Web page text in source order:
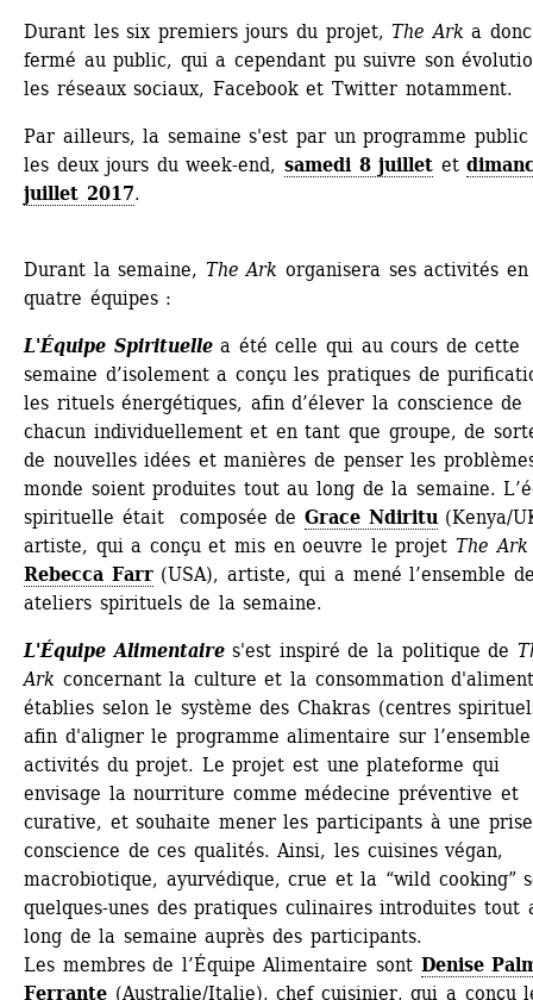
Durant les six premiers jours du projet, The Ark a
fermé au public, qui a cependant pu suivre son
les réseaux sociaux, Facebook et Twitter notamment.
Par ailleurs, la semaine s'est par un programme public
les deux jours du week-end, samedi 8 juillet et
juillet 2017.
Durant la semaine, The Ark organisera ses activités en
quatre équipes :
L'Équipe Spirituellea été celle qui au cours de cette
semaine d’isolement a conçu les pratiques de
les rituels énergétiques, afin d’élever la conscience de
chacun individuellement et en tant que groupe, de
de nouvelles idées et manières de penser les
monde soient produites tout au long de la semaine.
spirituelle était composée de Grace Ndiritu (Kenya/
artiste, qui a conçu et mis en oeuvre le projet The Ark
Rebecca Farr(USA), artiste, qui a mené l’ensemble
ateliers spirituels de la semaine.
L'Équipe Alimentaires'est inspiré de la politique de
Ark concernant la culture et la consommation
établies selon le système des Chakras (centres
afin d'aligner le programme alimentaire sur l’ensemble
activités du projet. Le projet est une plateforme qui
envisage la nourriture comme médecine préventive et
curative, et souhaite mener les participants à une
conscience de ces qualités. Ainsi, les cuisines végan,
macrobiotique, ayurvédique, crue et la “wild cooking”
quelques-unes des pratiques culinaires introduites tout
long de la semaine auprès des participants.
Les membres de l’Équipe Alimentaire sont Denise
Ferrante (Australie/Italie), chef cuisinier, qui a conçu